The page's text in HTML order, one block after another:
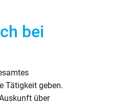
bei
Tätigkeit geben.
über